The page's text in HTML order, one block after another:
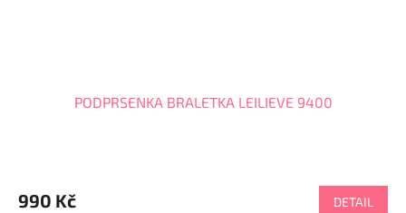
PODPRSENKA BRALETKA LEILIEVE 9400
990 Kč DETAIL